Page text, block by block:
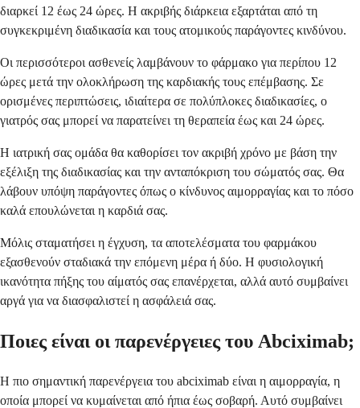
διαρκεί 12 έως 24 ώρες. Η ακριβής διάρκεια εξαρτάται από τη
συγκεκριμένη διαδικασία και τους ατομικούς παράγοντες κινδύνου.
Οι περισσότεροι ασθενείς λαμβάνουν το φάρμακο για περίπου 12
ώρες μετά την ολοκλήρωση της καρδιακής τους επέμβασης. Σε
ορισμένες περιπτώσεις, ιδιαίτερα σε πολύπλοκες διαδικασίες, ο
γιατρός σας μπορεί να παρατείνει τη θεραπεία έως και 24 ώρες.
Η ιατρική σας ομάδα θα καθορίσει τον ακριβή χρόνο με βάση την
εξέλιξη της διαδικασίας και την ανταπόκριση του σώματός σας. Θα
λάβουν υπόψη παράγοντες όπως ο κίνδυνος αιμορραγίας και το πόσο
καλά επουλώνεται η καρδιά σας.
Μόλις σταματήσει η έγχυση, τα αποτελέσματα του φαρμάκου
εξασθενούν σταδιακά την επόμενη μέρα ή δύο. Η φυσιολογική
ικανότητα πήξης του αίματός σας επανέρχεται, αλλά αυτό συμβαίνει
αργά για να διασφαλιστεί η ασφάλειά σας.
Ποιες είναι οι παρενέργειες του Abciximab;
Η πιο σημαντική παρενέργεια του abciximab είναι η αιμορραγία, η
οποία μπορεί να κυμαίνεται από ήπια έως σοβαρή. Αυτό συμβαίνει